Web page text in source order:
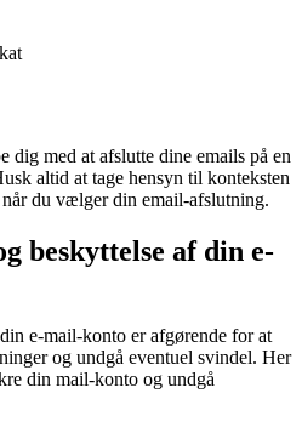
dig med at afslutte dine emails på en
altid at tage hensyn til konteksten
du vælger din email-afslutning.
beskyttelse af din e-
e-mail-konto er afgørende for at
og undgå eventuel svindel. Her
din mail-konto og undgå